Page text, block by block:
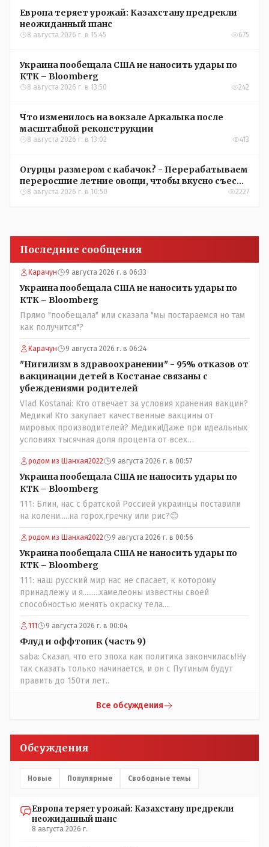
Европа теряет урожай: Казахстану предрекли
неожиданный шанс
8 августа 2026 г. в 15:45 675
Украина пообещала США не наносить удары по
КТК – Bloomberg
8 августа 2026 г. в 13:50 242
Что изменилось на вокзале Аркалыка после
масштабной реконструкции
8 августа 2026 г. в 13:02 413
Огурцы размером с кабачок? - Перерабатываем
переросшие летние овощи, чтобы вкусно съесть
зимой
8 августа 2026 г. в 10:50 2227
Последние сообщения
Карачун 9 августа 2026 г. в 06:33
Украина пообещала США не наносить удары по
КТК – Bloomberg
Прямо "пообещала" или сказала "мы постараемся но там
как получится"?
Карачун 9 августа 2026 г. в 06:24
"Нигилизм в здравоохранении" - 95% отказов от
вакцинации детей в Костанае связаны с
убеждениями родителей
Vlad Kostanai: Кто отвечает за условия хранения вакцин?
Медики! Кто закупает качественные вакцины от
мировых производителей? Медики!Даже при идеальных
условиях тысячная доля процента от всех
вакцинированных может иметь плохие последствия от
прививки. Бумага нужна как защита от дол.....бов не
дружащих с школьными курсами предметов, в
частности биологии и математики. Vlad Kostanai: Поэтому
люди и отказываются и я в том числе своих не
прививал.Лично я вам и тем другим людям благодарен.
Добровольные действия направленные на сокращение
частотности появления в популяции соответствующих
комбинаций генов заслуживают благодарности. Мы и
без того основательно загубили нормальный
естественный отбор.
родом из Шанхая2022 9 августа 2026 г. в 00:57
Украина пообещала США не наносить удары по
КТК – Bloomberg
111: Блин, нас с братской Россией украинцы поставили
на колени.....на горох,гречку или рис?😊
родом из Шанхая2022 9 августа 2026 г. в 00:56
Украина пообещала США не наносить удары по
КТК – Bloomberg
111: наш русский мир нас не спасает, к которому
принадлежу и я.........хамелеоны известны своей
способностью менять окраску тела....
111 9 августа 2026 г. в 00:04
Флуд и оффтопик (часть 9)
saba: Сказал, что его эпоха как политика закончилась!Ну
так сказать только начинается, и он с Путиным будут
править до 150ти лет..
Все обсуждения
Обсуждения
Новые Популярные Свободные темы
Европа теряет урожай: Казахстану предрекли
неожиданный шанс
8 августа 2026 г.